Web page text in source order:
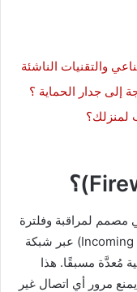
والتقنيات الناشئة
إلى جدار الحماية ؟
لمنزلك؟
مصمم لمراقبة وفلترة
جميع عمليات المرور (Incoming & Outgoing Traffic) عبر شبكة
مُعدَّة مسبقًا. هذا
مرور أي اتصال غير